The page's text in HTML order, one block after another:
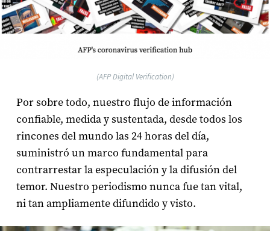
(AFP Digital Verification)
Por sobre todo, nuestro flujo de información
confiable, medida y sustentada, desde todos los
rincones del mundo las 24 horas del día,
suministró un marco fundamental para
contrarrestar la especulación y la difusión del
temor. Nuestro periodismo nunca fue tan vital,
ni tan ampliamente difundido y visto.